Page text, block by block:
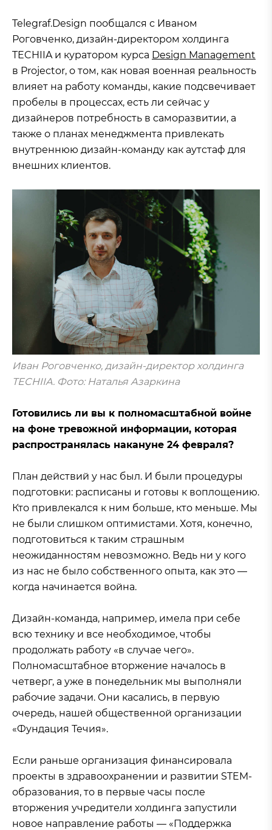
Telegraf.Design пообщался с Иваном
Роговченко, дизайн-директором холдинга
TECHIIA и куратором курса Design Management
в Projector, о том, как новая военная реальность
влияет на работу команды, какие подсвечивает
пробелы в процессах, есть ли сейчас у
дизайнеров потребность в саморазвитии, а
также о планах менеджмента привлекать
внутреннюю дизайн-команду как аутстаф для
внешних клиентов.
Иван Роговченко, дизайн-директор холдинга
TECHIIA. Фото: Наталья Азаркина
Готовились ли вы к полномасштабной войне
на фоне тревожной информации, которая
распространялась накануне 24 февраля?
План действий у нас был. И были процедуры
подготовки: расписаны и готовы к воплощению.
Кто привлекался к ним больше, кто меньше. Мы
не были слишком оптимистами. Хотя, конечно,
подготовиться к таким страшным
неожиданностям невозможно. Ведь ни у кого
из нас не было собственного опыта, как это —
когда начинается война.
Дизайн-команда, например, имела при себе
всю технику и все необходимое, чтобы
продолжать работу «в случае чего».
Полномасштабное вторжение началось в
четверг, а уже в понедельник мы выполняли
рабочие задачи. Они касались, в первую
очередь, нашей общественной организации
«Фундация Течия».
Если раньше организация финансировала
проекты в здравоохранении и развитии STEM-
образования, то в первые часы после
вторжения учредители холдинга запустили
новое направление работы — «Поддержка